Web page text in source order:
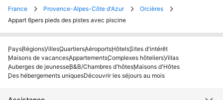
France
Provence-Alpes-Côte d'Azur
Orcières
Appart 6pers pieds des pistes avec piscine
PaysRégionsVillesQuartiersAéroportsHôtelsSites d'intérêt
Maisons de vacancesAppartementsComplexes hôteliersVillas
Auberges de jeunesseB&B/Chambres d'hôtesMaisons d'Hôtes
Des hébergements uniquesDécouvrir les séjours au mois